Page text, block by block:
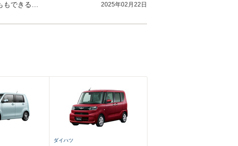
2025年02月22日
ダイハツ